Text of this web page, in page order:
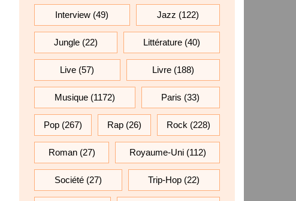
Interview (49) Jazz (122)
Jungle (22) Littérature (40)
Live (57) Livre(188)
Musique(1172) Paris (33)
Pop (267) Rap (26) Rock (228)
Roman(27) Royaume-Uni(112)
Société(27) Trip-Hop (22)